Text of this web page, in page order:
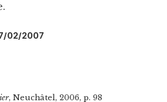
02/2007
, Neuchâtel, 2006, p. 98